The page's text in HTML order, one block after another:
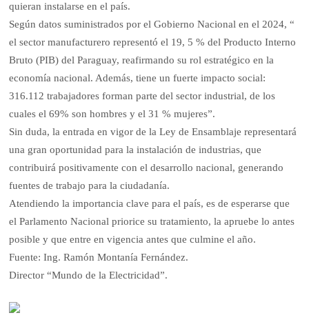
quieran instalarse en el país.
Según datos suministrados por el Gobierno Nacional en el 2024, “
el sector manufacturero representó el 19, 5 % del Producto Interno
Bruto (PIB) del Paraguay, reafirmando su rol estratégico en la
economía nacional. Además, tiene un fuerte impacto social:
316.112 trabajadores forman parte del sector industrial, de los
cuales el 69% son hombres y el 31 % mujeres”.
Sin duda, la entrada en vigor de la Ley de Ensamblaje representará
una gran oportunidad para la instalación de industrias, que
contribuirá positivamente con el desarrollo nacional, generando
fuentes de trabajo para la ciudadanía.
Atendiendo la importancia clave para el país, es de esperarse que
el Parlamento Nacional priorice su tratamiento, la apruebe lo antes
posible y que entre en vigencia antes que culmine el año.
Fuente: Ing. Ramón Montanía Fernández.
Director “Mundo de la Electricidad”.